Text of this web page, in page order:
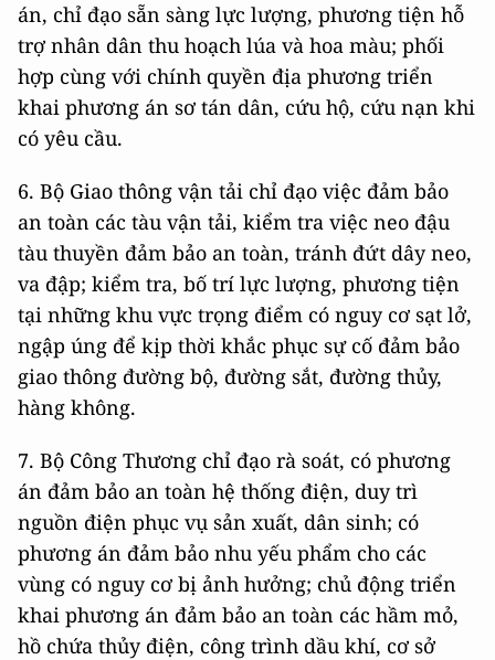
án, chỉ đạo sẵn sàng lực lượng, phương tiện hỗ
trợ nhân dân thu hoạch lúa và hoa màu; phối
hợp cùng với chính quyền địa phương triển
khai phương án sơ tán dân, cứu hộ, cứu nạn khi
có yêu cầu.
6. Bộ Giao thông vận tải chỉ đạo việc đảm bảo
an toàn các tàu vận tải, kiểm tra việc neo đậu
tàu thuyền đảm bảo an toàn, tránh đứt dây neo,
va đập; kiểm tra, bố trí lực lượng, phương tiện
tại những khu vực trọng điểm có nguy cơ sạt lở,
ngập úng để kịp thời khắc phục sự cố đảm bảo
giao thông đường bộ, đường sắt, đường thủy,
hàng không.
7. Bộ Công Thương chỉ đạo rà soát, có phương
án đảm bảo an toàn hệ thống điện, duy trì
nguồn điện phục vụ sản xuất, dân sinh; có
phương án đảm bảo nhu yếu phẩm cho các
vùng có nguy cơ bị ảnh hưởng; chủ động triển
khai phương án đảm bảo an toàn các hầm mỏ,
hồ chứa thủy điện, công trình dầu khí, cơ sở